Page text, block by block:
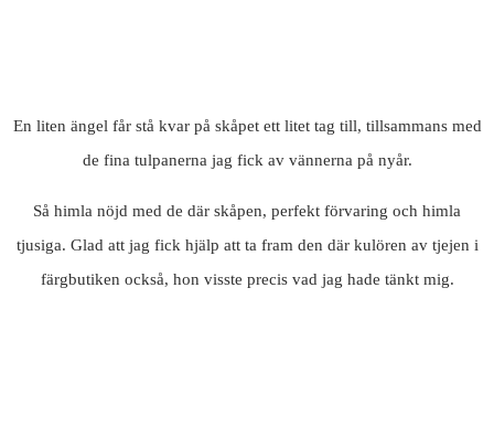
En liten ängel får stå kvar på skåpet ett litet tag till, tillsammans med
de fina tulpanerna jag fick av vännerna på nyår.
Så himla nöjd med de där skåpen, perfekt förvaring och himla
tjusiga. Glad att jag fick hjälp att ta fram den där kulören av tjejen i
färgbutiken också, hon visste precis vad jag hade tänkt mig.